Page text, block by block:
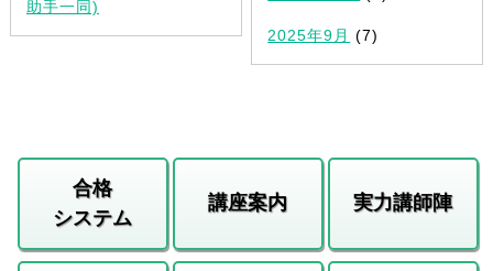
助手一同)
2025年9月 (7)
合格
システム
講座案内 実力講師陣